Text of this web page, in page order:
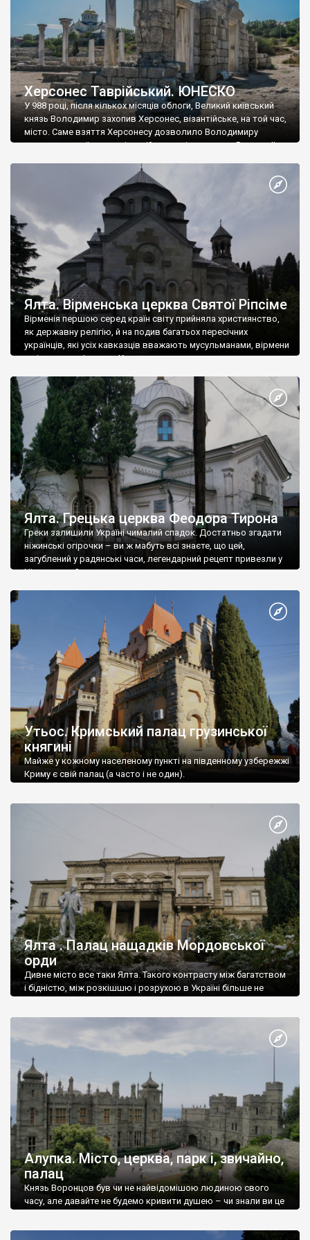
Херсонес Таврійський. ЮНЕСКО
У 988 році, після кількох місяців облоги, Великий київський
князь Володимир захопив Херсонес, візантійське, на той час,
місто. Саме взяття Херсонесу дозволило Володимиру
диктувати свої умови візантійському імператору Василю ІІ, та
Херсонесі Володимир-язичник, став Василем-християнином.
А потім було Хрещення Русі. На честь Херсонесу Таврійського
Ялта. Вірменська церква Святої Ріпсіме
Вірменія першою серед країн світу прийняла християнство,
як державну релігію, й на подив багатьох пересічних
українців, які усіх кавказців вважають мусульманами, вірмени
є відданими вірянами Христа
Ялта. Грецька церква Феодора Тирона
Греки залишили Україні чималий спадок. Достатньо згадати
ніжинські огірочки – ви ж мабуть всі знаєте, що цей,
загублений у радянські часи, легендарний рецепт привезли у
Ніжин греки?
Утьос. Кримський палац грузинської
княгині
Майже у кожному населеному пункті на південному узбережжі
Криму є свій палац (а часто і не один).
Ялта . Палац нащадків Мордовської
орди
Дивне місто все таки Ялта. Такого контрасту між багатством
і бідністю, між розкішшю і розрухою в Україні більше не
Алупка. Місто, церква, парк і, звичайно,
палац
Князь Воронцов був чи не найвідомішою людиною свого
часу, але давайте не будемо кривити душею – чи знали ви це